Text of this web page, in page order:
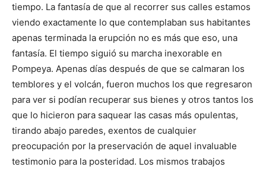
tiempo. La fantasía de que al recorrer sus calles estamos
viendo exactamente lo que contemplaban sus habitantes
apenas terminada la erupción no es más que eso, una
fantasía. El tiempo siguió su marcha inexorable en
Pompeya. Apenas días después de que se calmaran los
temblores y el volcán, fueron muchos los que regresaron
para ver si podían recuperar sus bienes y otros tantos los
que lo hicieron para saquear las casas más opulentas,
tirando abajo paredes, exentos de cualquier
preocupación por la preservación de aquel invaluable
testimonio para la posteridad. Los mismos trabajos